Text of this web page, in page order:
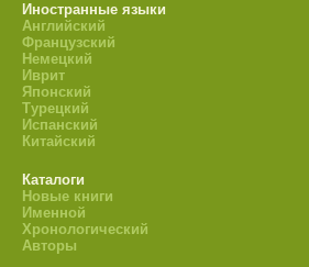
Иностранные языки
Английский
Французский
Немецкий
Иврит
Японский
Турецкий
Испанский
Китайский
Каталоги
Новые книги
Именной
Хронологический
Авторы